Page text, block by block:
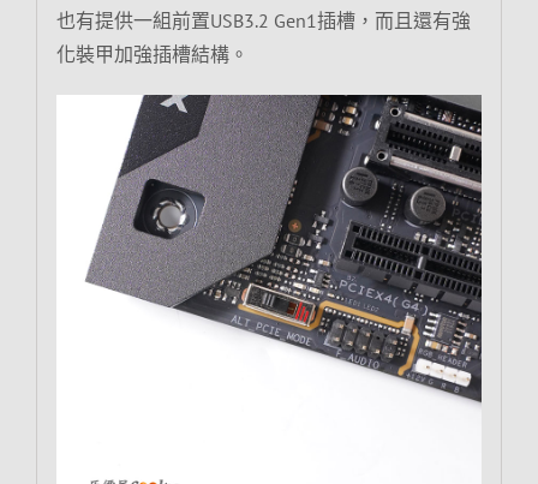
也有提供一組前置USB3.2 Gen1插槽，而且還有強
化裝甲加強插槽結構。